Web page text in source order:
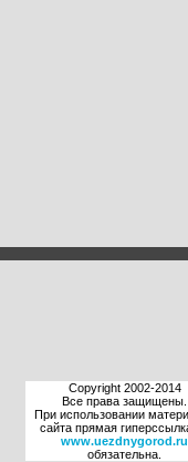
Copyright 2002-2014
Все права защищены.
При использовании
сайта прямая
www.uezdnygorod.ru
обязательна.